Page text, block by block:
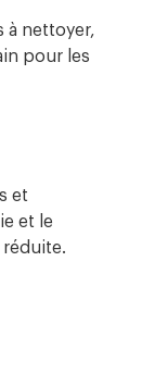
à nettoyer,
pour les
et
et le